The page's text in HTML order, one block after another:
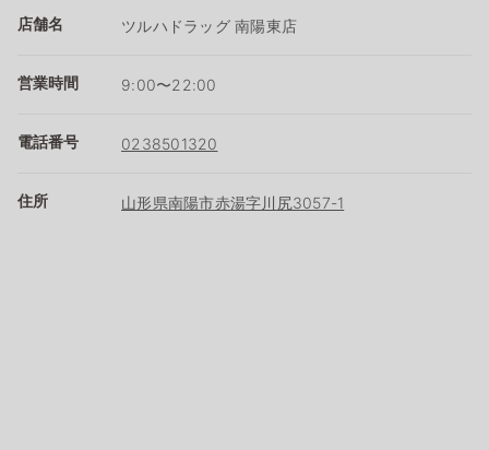
店舗名 ツルハドラッグ 南陽東店
営業時間 9:00〜22:00
電話番号 0238501320
住所 山形県南陽市赤湯字川尻3057-1